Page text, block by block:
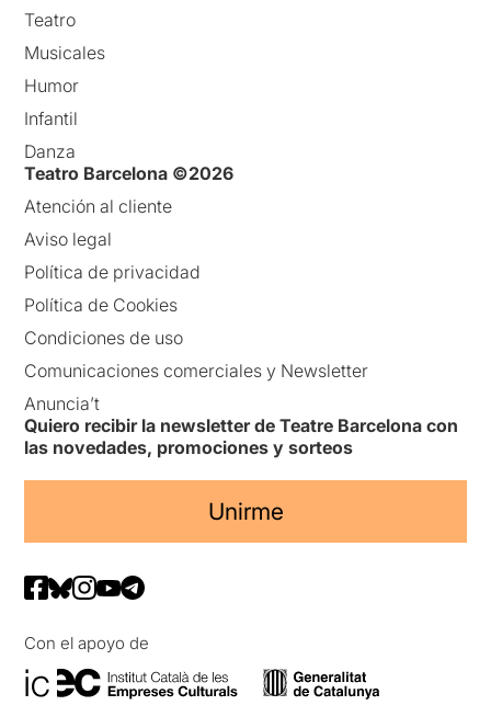
Teatro
Musicales
Humor
Infantil
Danza
Teatro Barcelona ©2026
Atención al cliente
Aviso legal
Política de privacidad
Política de Cookies
Condiciones de uso
Comunicaciones comerciales y Newsletter
Anuncia’t
Quiero recibir la newsletter de Teatre Barcelona con
las novedades, promociones y sorteos
Unirme
Con el apoyo de